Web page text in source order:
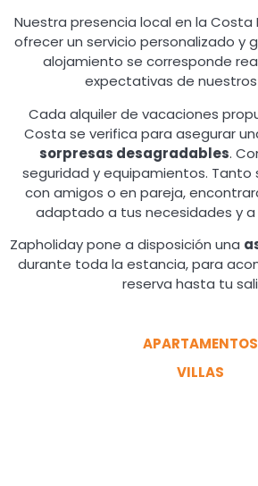
Nuestra presencia local en la Costa
ofrecer un servicio personalizado y
alojamiento se corresponde
expectativas de
Cada alquiler de vacaciones
Costa se verifica para asegurar
sorpresas desagradables.
seguridad y equipamientos. Tanto
con amigos o en pareja,
adaptado a tus necesidades y
Zapholiday pone a disposición una
durante toda la estancia, para
reserva hasta tu
APARTAMENTOS
VILLAS